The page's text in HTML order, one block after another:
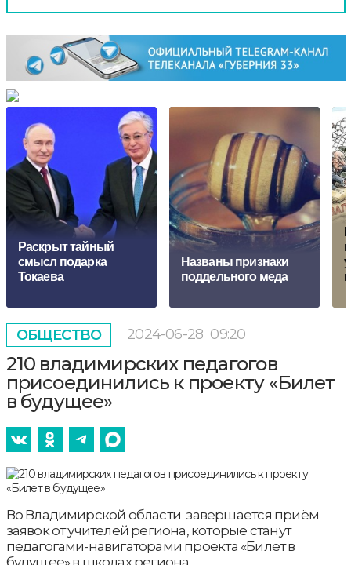
Раскрыт тайный
смысл подарка
Токаева
Названы признаки
поддельного меда
ОБЩЕСТВО 2024-06-28 09:20
210 владимирских педагогов
присоединились к проекту «Билет
в будущее»
Во Владимирской области завершается приём
заявок от учителей региона, которые станут
педагогами-навигаторами проекта «Билет в